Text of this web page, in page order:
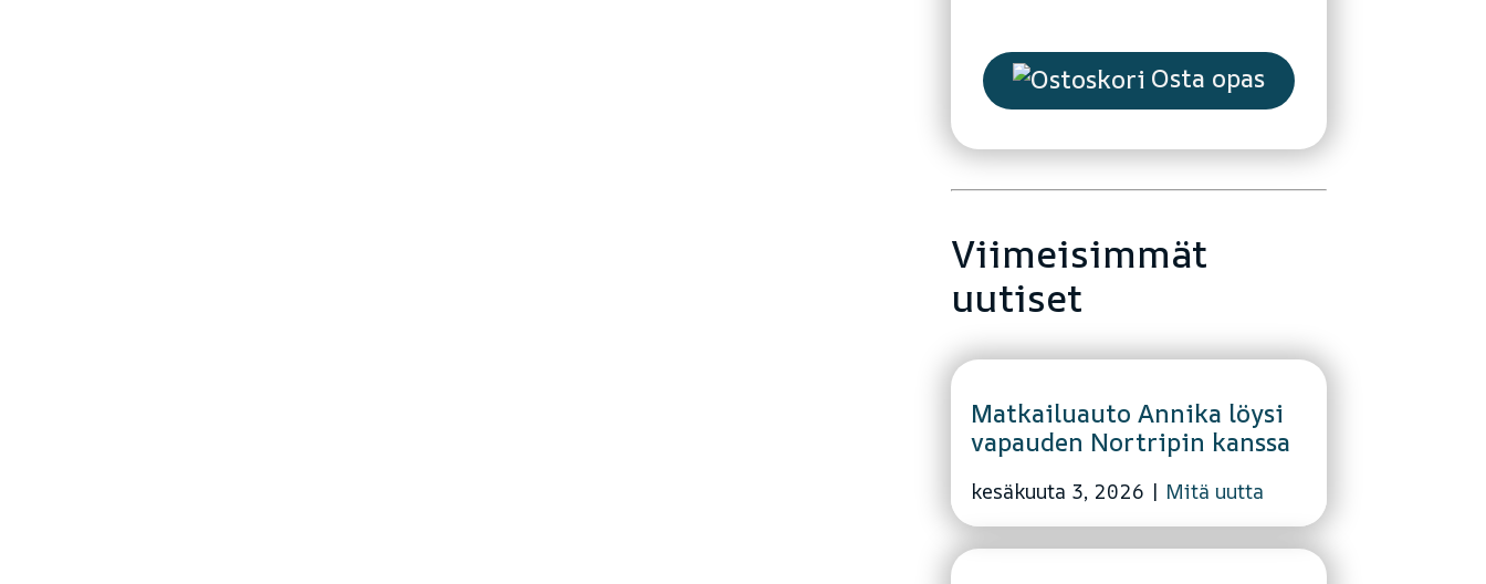
Osta opas
Viimeisimmät
uutiset
Matkailuauto Annika löysi
vapauden Nortripin kanssa
kesäkuuta 3, 2026 | Mitä uutta